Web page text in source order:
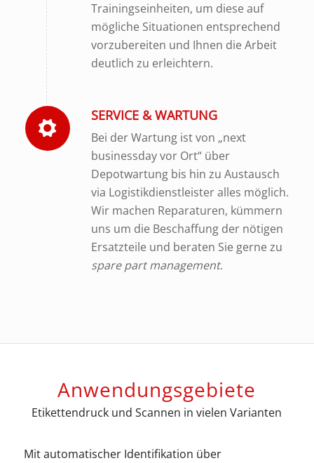
Trainingseinheiten, um diese auf
mögliche Situationen entsprechend
vorzubereiten und Ihnen die Arbeit
deutlich zu erleichtern.
SERVICE & WARTUNG
Bei der Wartung ist von „next
businessday vor Ort“ über
Depotwartung bis hin zu Austausch
via Logistikdienstleister alles möglich.
Wir machen Reparaturen, kümmern
uns um die Beschaffung der nötigen
Ersatzteile und beraten Sie gerne zu
spare part management.
Anwendungsgebiete
Etikettendruck und Scannen in vielen Varianten
Mit automatischer Identifikation über